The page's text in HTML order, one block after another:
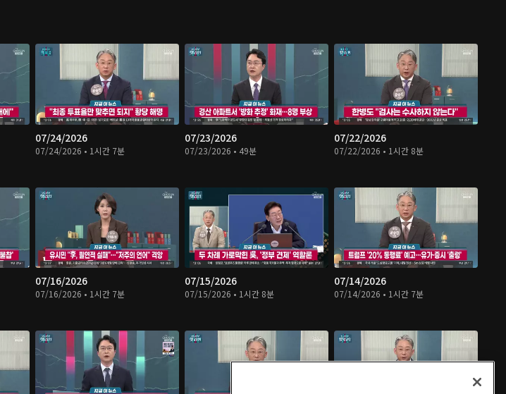
07/24/2026
07/24/2026 • 1시간 7분
07/23/2026
07/23/2026 • 49분
07/22/2026
07/22/2026 • 1시간 8분
07/16/2026
07/16/2026 • 1시간 7분
07/15/2026
07/15/2026 • 1시간 8분
07/14/2026
07/14/2026 • 1시간 7분